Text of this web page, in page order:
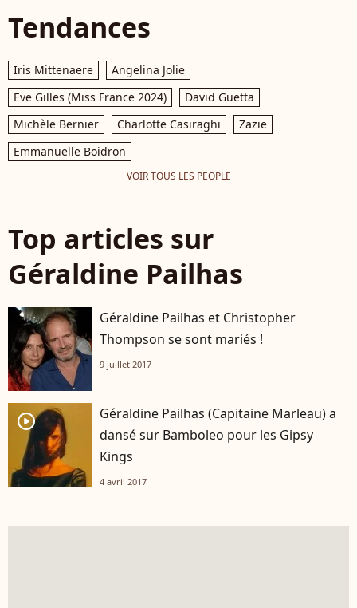
Tendances
Iris Mittenaere
Angelina Jolie
Eve Gilles (Miss France 2024)
David Guetta
Michèle Bernier
Charlotte Casiraghi
Zazie
Emmanuelle Boidron
VOIR TOUS LES PEOPLE
Top articles sur
Géraldine Pailhas
Géraldine Pailhas et Christopher
Thompson se sont mariés !
9 juillet 2017
player2
Géraldine Pailhas (Capitaine Marleau) a
dansé sur Bamboleo pour les Gipsy
Kings
4 avril 2017